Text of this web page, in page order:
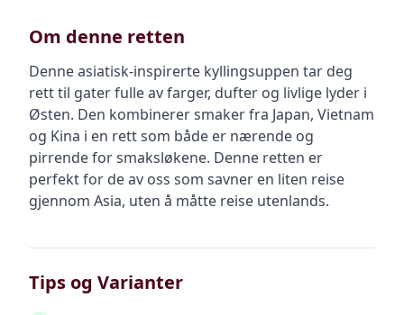
Om denne retten
Denne asiatisk-inspirerte kyllingsuppen tar deg
rett til gater fulle av farger, dufter og livlige lyder i
Østen. Den kombinerer smaker fra Japan, Vietnam
og Kina i en rett som både er nærende og
pirrende for smaksløkene. Denne retten er
perfekt for de av oss som savner en liten reise
gjennom Asia, uten å måtte reise utenlands.
Tips og Varianter